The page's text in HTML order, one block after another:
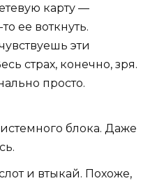
карту —
ее воткнуть.
эти
страх, конечно, зря.
просто.
блока. Даже
и втыкай. Похоже,